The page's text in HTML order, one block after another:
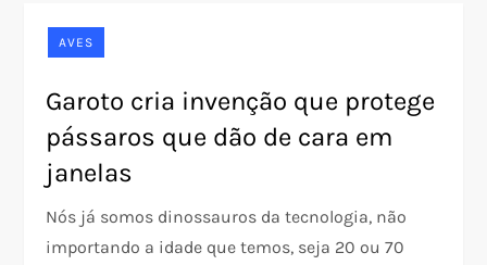
AVES
Garoto cria invenção que protege
pássaros que dão de cara em
janelas
Nós já somos dinossauros da tecnologia, não
importando a idade que temos, seja 20 ou 70